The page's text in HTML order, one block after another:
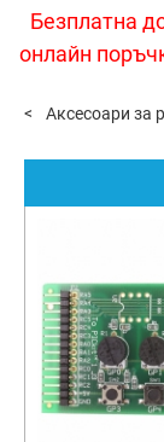
Безплатна
онлайн
Аксесоари за